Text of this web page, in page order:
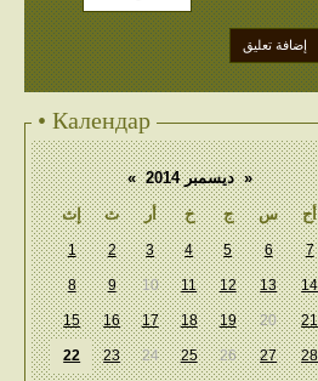
• Календар
« ديسمبر 2014 »
إث
ث أر خ ج س أح
1 2 3 4 5 6 7
8 9 10 11 12 13 14
15 16 17 18 19 20 21
22 23 24 25 26 27 28